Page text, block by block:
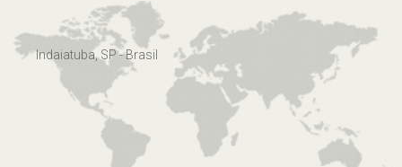
Indaiatuba, SP - Brasil